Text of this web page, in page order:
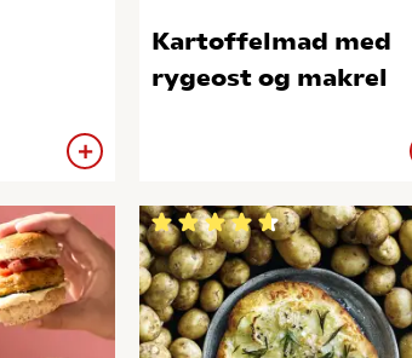
Kartoffelmad med
rygeost og makrel